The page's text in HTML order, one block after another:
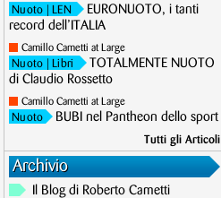
Nuoto | LEN
EURONUOTO, i tanti
record dell’ITALIA
Camillo Cametti at Large
Nuoto | Libri
TOTALMENTE NUOTO
di Claudio Rossetto
Camillo Cametti at Large
Nuoto BUBI nel Pantheon dello sport
Tutti gli Articoli
Archivio
Il Blog di Roberto Cametti